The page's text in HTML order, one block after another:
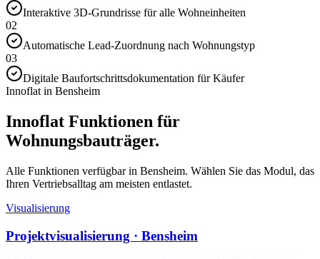
Interaktive 3D-Grundrisse für alle Wohneinheiten
02
Automatische Lead-Zuordnung nach Wohnungstyp
03
Digitale Baufortschrittsdokumentation für Käufer
Innoflat in Bensheim
Innoflat Funktionen für
Wohnungsbauträger.
Alle Funktionen verfügbar in Bensheim. Wählen Sie das Modul, das
Ihren Vertriebsalltag am meisten entlastet.
Visualisierung
Projektvisualisierung · Bensheim